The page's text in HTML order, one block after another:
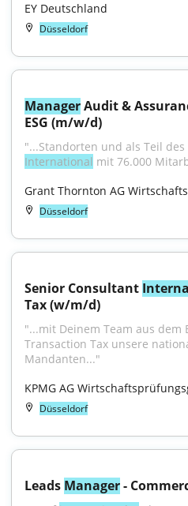
EY Deutschland
Düsseldorf
Manager Audit &
ESG (m/w/d)
International mit 76.000
Grant Thornton AG
Düsseldorf
Senior Consultant
Tax (w/m/d)
"...mit Deinem Team aus dem
Transaction Tax unsere
Mandanten..."
KPMG AG
Düsseldorf
Leads Manager -